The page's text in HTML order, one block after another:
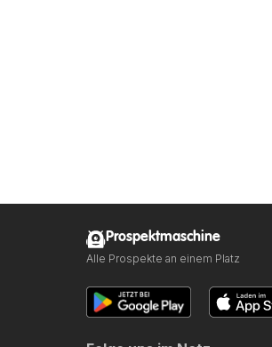
Prospektmaschine
Alle Prospekte an einem Platz